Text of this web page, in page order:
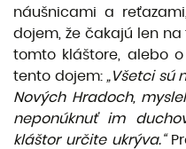
náušnicami a
dojem, že čakajú len
tomto kláštore, alebo
tento dojem:„Všetci sú
Nových Hradoch,
neponúknuť im
kláštor určite ukrýva.“